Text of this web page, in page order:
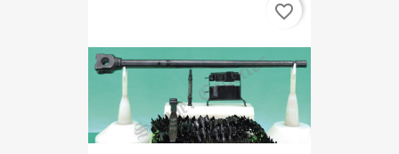
favorite_border